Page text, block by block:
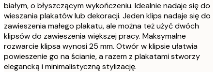
białym, o błyszczącym wykończeniu. Idealnie nadaje się do
wieszania plakatów lub dekoracji. Jeden klips nadaje się do
zawieszenia małego plakatu, ale można też użyć dwóch
klipsów do zawieszenia większej pracy. Maksymalne
rozwarcie klipsa wynosi 25 mm. Otwór w klipsie ułatwia
powieszenie go na ścianie, a razem z plakatami stworzy
elegancką i minimalistyczną stylizację.